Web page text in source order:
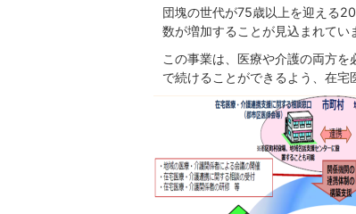
団塊の世代が75歳以上を迎える
数が増加することが見込まれてい
この事業は、医療や介護の両方
で続けることができるよう、在宅